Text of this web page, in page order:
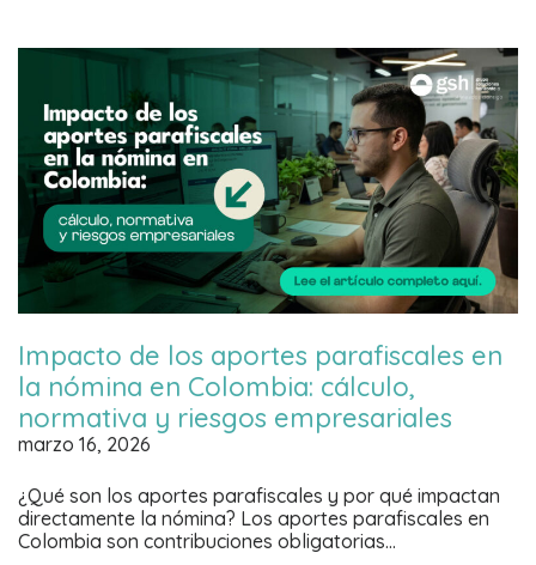
Impacto de los aportes parafiscales en
la nómina en Colombia: cálculo,
normativa y riesgos empresariales
marzo 16, 2026
¿Qué son los aportes parafiscales y por qué impactan
directamente la nómina? Los aportes parafiscales en
Colombia son contribuciones obligatorias…